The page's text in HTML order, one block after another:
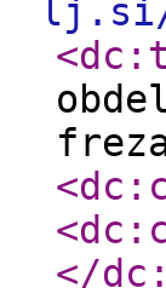
lj.si/
</